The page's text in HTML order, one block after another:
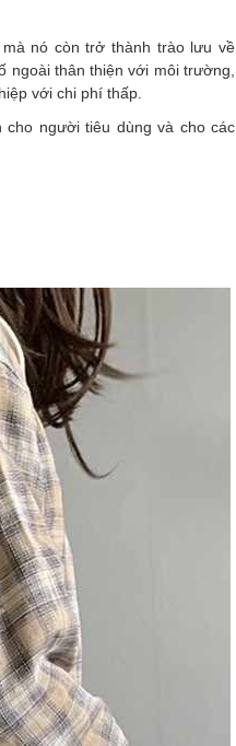
nó còn trở thành trào lưu về
ngoài thân thiện với môi trường,
với chi phí thấp.
người tiêu dùng và cho các